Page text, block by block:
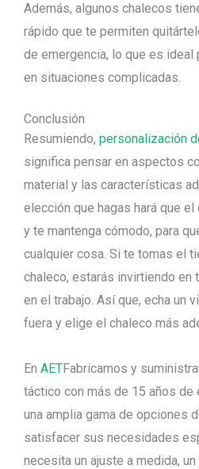
Además, algunos chalecos
rápido que te permiten
de emergencia, lo que es ideal
en situaciones complicadas.
Conclusión
Resumiendo, personalización
significa pensar en aspectos
material y las características
elección que hagas hará que
y te mantenga cómodo, para
cualquier cosa. Si te tomas el
chaleco, estarás invirtiendo en
en el trabajo. Así que, echa un
fuera y elige el chaleco más
En AETFabricamos y
táctico con más de 15 años de
una amplia gama de opciones
satisfacer sus necesidades
necesita un ajuste a medida,